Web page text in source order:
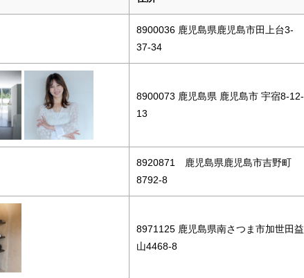
8900036 鹿児島県鹿児島市田上台3-
37-34
8900073 鹿児島県 鹿児島市 宇宿8-12-
13
8920871 鹿児島県鹿児島市吉野町
8792-8
8971125 鹿児島県南さつま市加世田益
山4468-8